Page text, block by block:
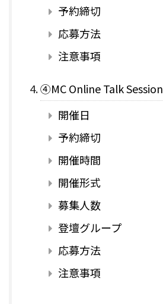
予約締切
応募方法
注意事項
④MC Online Talk Session
開催日
予約締切
開催時間
開催形式
募集人数
登壇グループ
応募方法
注意事項